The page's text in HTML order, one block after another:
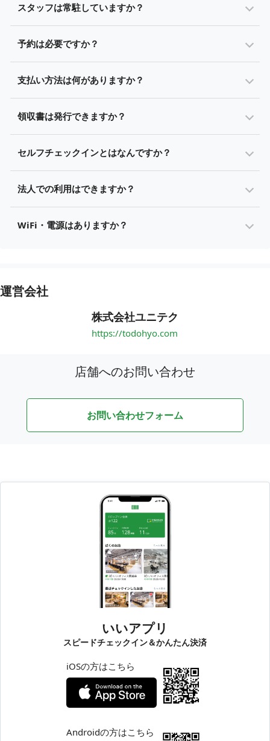
スタッフは常駐していますか？
予約は必要ですか？
支払い方法は何がありますか？
領収書は発行できますか？
セルフチェックインとはなんですか？
法人での利用はできますか？
WiFi・電源はありますか？
運営会社
株式会社ユニテク
https://todohyo.com
店舗へのお問い合わせ
お問い合わせフォーム
いいアプリ
スピードチェックイン＆かんたん決済
iOSの方はこちら
Androidの方はこちら